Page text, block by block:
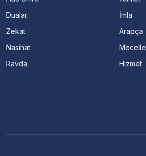
Dualar
Zekat
Nasihat
Ravda
İmla
Arapça
Mecelle
Hizmet